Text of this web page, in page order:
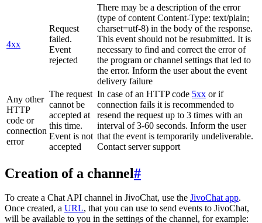
4xx
Request
failed.
Event
rejected
There may be a description of the error
(type of content Content-Type: text/plain;
charset=utf-8) in the body of the response.
This event should not be resubmitted. It is
necessary to find and correct the error of
the program or channel settings that led to
the error. Inform the user about the event
delivery failure
Any other
HTTP
code or
connection
error
The request
cannot be
accepted at
this time.
Event is not
accepted
In case of an HTTP code 5xx or if
connection fails it is recommended to
resend the request up to 3 times with an
interval of 3-60 seconds. Inform the user
that the event is temporarily undeliverable.
Contact server support
Creation of a channel#
To create a Chat API channel in JivoChat, use the JivoChat app.
Once created, a URL, that you can use to send events to JivoChat,
will be available to you in the settings of the channel, for example: